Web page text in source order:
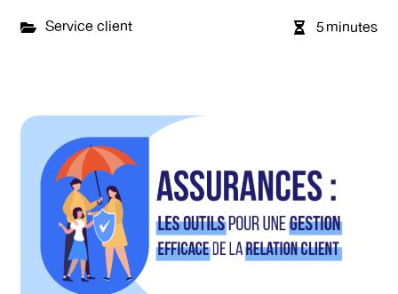
Service client 5minutes